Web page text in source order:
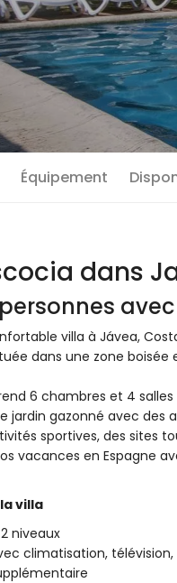
Équipement
dans
villa à Jávea,
dans une zone boisée
6 chambres et 4
jardin gazonné avec des
sportives, des sites
vacances en Espagne
villa
niveaux
climatisation,